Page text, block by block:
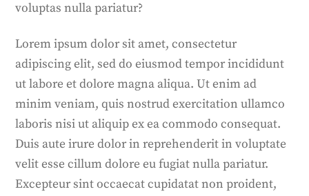
voluptas nulla pariatur?
Lorem ipsum dolor sit amet, consectetur
adipiscing elit, sed do eiusmod tempor incididunt
ut labore et dolore magna aliqua. Ut enim ad
minim veniam, quis nostrud exercitation ullamco
laboris nisi ut aliquip ex ea commodo consequat.
Duis aute irure dolor in reprehenderit in voluptate
velit esse cillum dolore eu fugiat nulla pariatur.
Excepteur sint occaecat cupidatat non proident,